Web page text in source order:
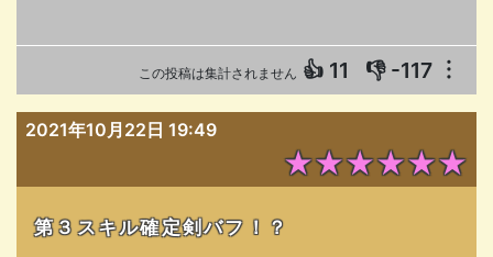
この投稿は集計されません 👍 11 👎 -117 ︙
2021年10月22日 19:49
★★★★★★
第３スキル確定剣バフ！？